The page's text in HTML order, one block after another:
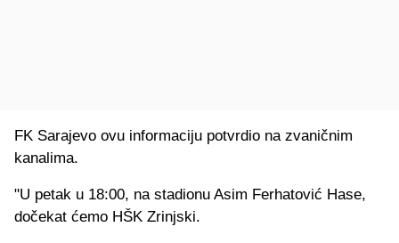
FK Sarajevo ovu informaciju potvrdio na zvaničnim
kanalima.
"U petak u 18:00, na stadionu Asim Ferhatović Hase,
dočekat ćemo HŠK Zrinjski.